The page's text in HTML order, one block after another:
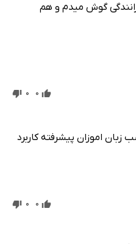
گوش میدم و هم
0
0
اموزان پیشرفته کاربرد
0
0